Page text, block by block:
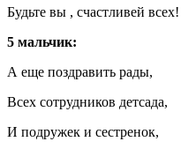
Будьте вы , счастливей всех!
5 мальчик:
А еще поздравить рады,
Всех сотрудников детсада,
И подружек и сестренок,